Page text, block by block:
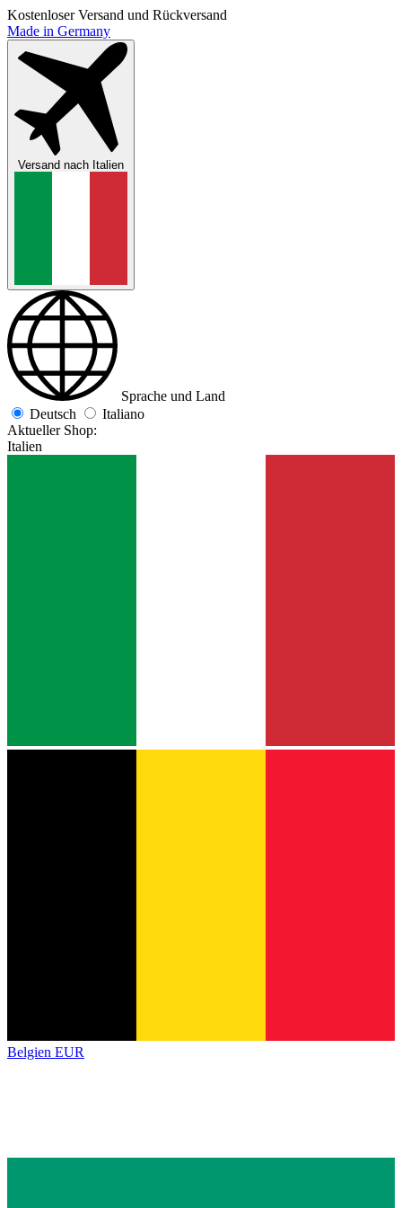
Kostenloser Versand und Rückversand
Made in Germany
Versand nach Italien
Sprache und Land
Deutsch
Italiano
Aktueller Shop:
Italien
Belgien EUR